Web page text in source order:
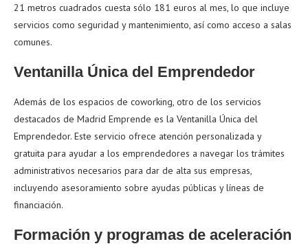
21 metros cuadrados cuesta sólo 181 euros al mes, lo que incluye
servicios como seguridad y mantenimiento, así como acceso a salas
comunes.
Ventanilla Única del Emprendedor
Además de los espacios de coworking, otro de los servicios
destacados de Madrid Emprende es la Ventanilla Única del
Emprendedor. Este servicio ofrece atención personalizada y
gratuita para ayudar a los emprendedores a navegar los trámites
administrativos necesarios para dar de alta sus empresas,
incluyendo asesoramiento sobre ayudas públicas y líneas de
financiación.
Formación y programas de aceleración